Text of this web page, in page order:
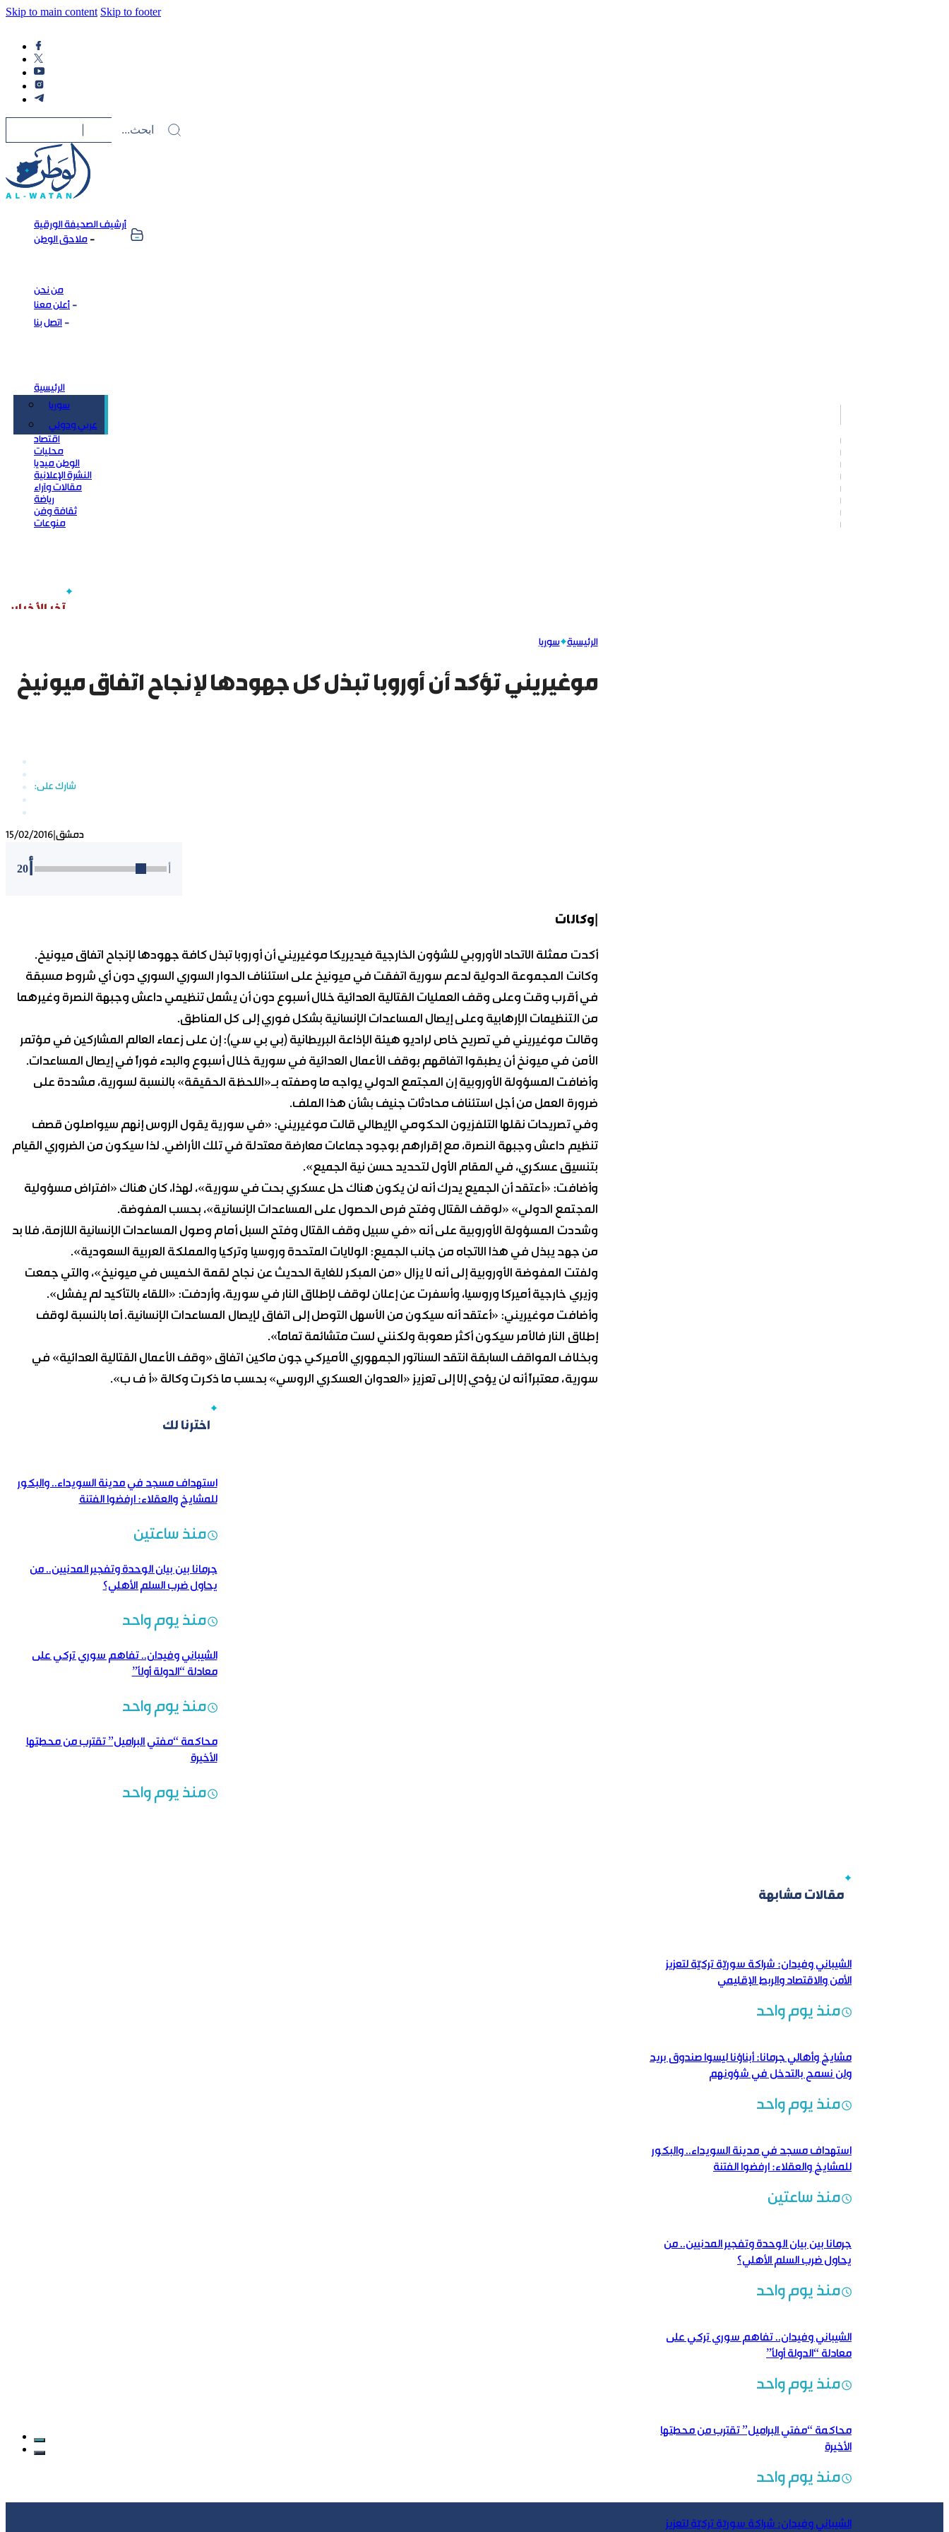
Skip to main content Skip to footer
أرشيف الصحيفة الورقية
ملاحق الوطن
من نحن
أعلن معنا
اتصل بنا
الرئيسية
سوريا
عربي ودولي
اقتصاد
محليات
الوطن ميديا
النشرة الإعلانية
مقالات وآراء
رياضة
ثقافة وفن
منوعات
الرئيسية سوريا
موغيريني تؤكد أن أوروبا تبذل كل جهودها لإنجاح اتفاق ميونيخ
15/02/2016 دمشق
20
|وكالات
أكدت ممثلة الاتحاد الأوروبي للشؤون الخارجية فيديريكا موغيريني أن أوروبا تبذل كافة جهودها لإنجاح اتفاق ميونيخ.
وكانت المجموعة الدولية لدعم سورية اتفقت في ميونيخ على استئناف الحوار السوري السوري دون أي شروط مسبقة
في أقرب وقت وعلى وقف العمليات القتالية العدائية خلال أسبوع دون أن يشمل تنظيمي داعش وجبهة النصرة وغيرهما
من التنظيمات الإرهابية وعلى إيصال المساعدات الإنسانية بشكل فوري إلى كل المناطق.
وقالت موغيريني في تصريح خاص لراديو هيئة الإذاعة البريطانية (بي بي سي): إن على زعماء العالم المشاركين في مؤتمر
الأمن في ميونخ أن يطبقوا اتفاقهم بوقف الأعمال العدائية في سورية خلال أسبوع والبدء فوراً في إيصال المساعدات.
وأضافت المسؤولة الأوروبية إن المجتمع الدولي يواجه ما وصفته بـ«اللحظة الحقيقة» بالنسبة لسورية، مشددة على
ضرورة العمل من أجل استئناف محادثات جنيف بشأن هذا الملف.
وفي تصريحات نقلها التلفزيون الحكومي الإيطالي قالت موغيريني: «في سورية يقول الروس إنهم سيواصلون قصف
تنظيم داعش وجبهة النصرة، مع إقرارهم بوجود جماعات معارضة معتدلة في تلك الأراضي. لذا سيكون من الضروري القيام
بتنسيق عسكري، في المقام الأول لتحديد حسن نية الجميع».
وأضافت: «أعتقد أن الجميع يدرك أنه لن يكون هناك حل عسكري بحت في سورية»، لهذا، كان هناك «افتراض مسؤولية
المجتمع الدولي» «لوقف القتال وفتح فرص الحصول على المساعدات الإنسانية»، بحسب المفوضة.
وشددت المسؤولة الأوروبية على أنه «في سبيل وقف القتال وفتح السبل أمام وصول المساعدات الإنسانية اللازمة، فلا بد
من جهد يبذل في هذا الاتجاه من جانب الجميع: الولايات المتحدة وروسيا وتركيا والمملكة العربية السعودية».
ولفتت المفوضة الأوروبية إلى أنه لا يزال «من المبكر للغاية الحديث عن نجاح لقمة الخميس في ميونيخ»، والتي جمعت
وزيري خارجية أميركا وروسيا، وأسفرت عن إعلان لوقف لإطلاق النار في سورية، وأردفت: «اللقاء بالتأكيد لم يفشل».
وأضافت موغيريني: «أعتقد أنه سيكون من الأسهل التوصل إلى اتفاق لإيصال المساعدات الإنسانية. أما بالنسبة لوقف
إطلاق النار فالأمر سيكون أكثر صعوبة ولكنني لست متشائمة تماماً».
وبخلاف المواقف السابقة انتقد السناتور الجمهوري الأميركي جون ماكين اتفاق «وقف الأعمال القتالية العدائية» في
سورية، معتبراً أنه لن يؤدي إلا إلى تعزيز «العدوان العسكري الروسي» بحسب ما ذكرت وكالة «أ ف ب».
اخترنا لك
استهداف مسجد في مدينة السويداء.. والبكور
للمشايخ والعقلاء: ارفضوا الفتنة
منذ ساعتين
جرمانا بين بيان الوحدة وتفجير المدنيين.. من
يحاول ضرب السلم الأهلي؟
منذ يوم واحد
الشيباني وفيدان.. تفاهم سوري تركي على
معادلة “الدولة أولاً”
منذ يوم واحد
محاكمة “مفتي البراميل” تقترب من محطتها
الأخيرة
منذ يوم واحد
مقالات مشابهة
الشيباني وفيدان: شراكة سوريّة تركيّة لتعزيز
الأمن والاقتصاد والربط الإقليمي
منذ يوم واحد
مشايخ وأهالي جرمانا: أبناؤنا ليسوا صندوق بريد
ولن نسمح بالتدخل في شؤونهم
منذ يوم واحد
استهداف مسجد في مدينة السويداء.. والبكور
للمشايخ والعقلاء: ارفضوا الفتنة
منذ ساعتين
جرمانا بين بيان الوحدة وتفجير المدنيين.. من
يحاول ضرب السلم الأهلي؟
منذ يوم واحد
الشيباني وفيدان.. تفاهم سوري تركي على
معادلة “الدولة أولاً”
منذ يوم واحد
محاكمة “مفتي البراميل” تقترب من محطتها
الأخيرة
منذ يوم واحد
الشيباني وفيدان: شراكة سوريّة تركيّة لتعزيز